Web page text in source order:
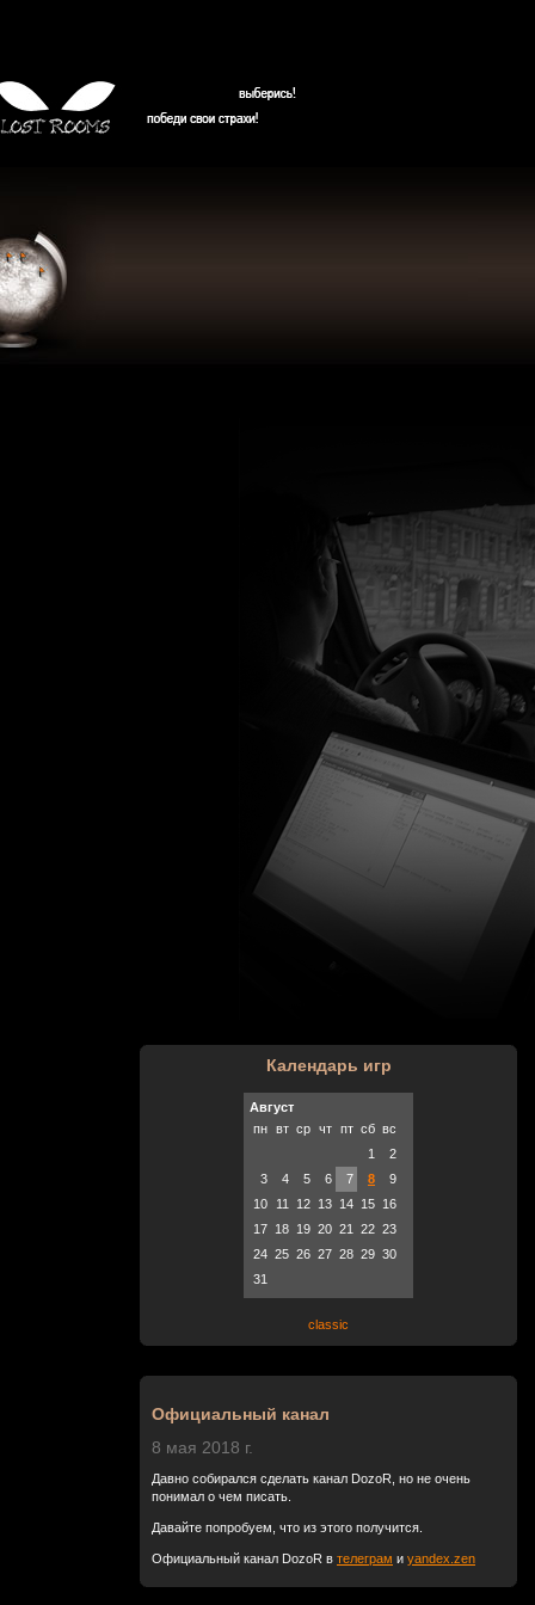
Календарь игр
Август
пн вт ср чт пт сб вс
1
2
3
4 5 6 7 8
9
10
11 12 13 14 15 16
17 18 19 20 21 22 23
24 25 26 27 28 29 30
31
classic
Официальный канал
8 мая 2018 г.
Давно собирался сделать канал DozoR, но не очень
понимал о чем писать.
Давайте попробуем, что из этого получится.
Официальный канал DozoR в телеграм и yandex.zen